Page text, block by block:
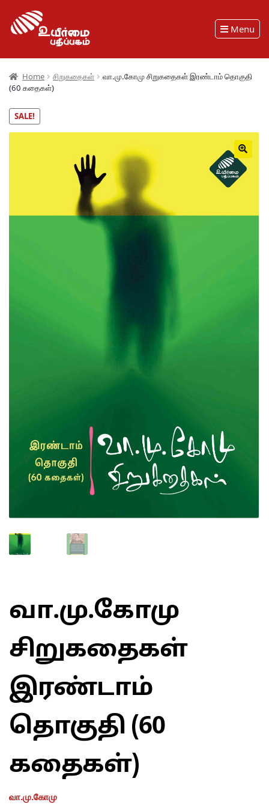
Menu
Home சிறுகதைகள்
வா.மு.கோமு சிறுகதைகள் இரண்டாம் தொகுதி
(60 கதைகள்)
SALE!
வா.மு.கோமு
சிறுகதைகள்
இரண்டாம்
தொகுதி (60
கதைகள்)
வா.மு.கோமு